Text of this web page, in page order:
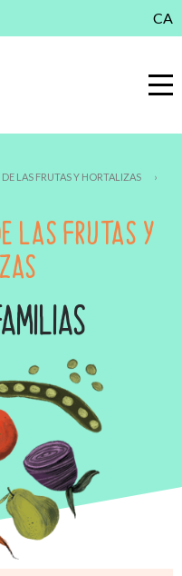
CA
DE LAS FRUTAS Y HORTALIZAS
›
LAS FRUTAS Y